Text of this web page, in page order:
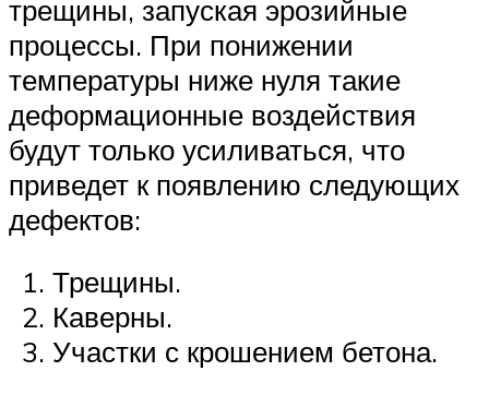
трещины, запуская эрозийные
процессы. При понижении
температуры ниже нуля такие
деформационные воздействия
будут только усиливаться, что
приведет к появлению следующих
дефектов:
Трещины.
Каверны.
Участки с крошением бетона.